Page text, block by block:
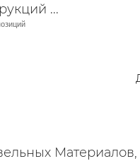
...
Материалов,